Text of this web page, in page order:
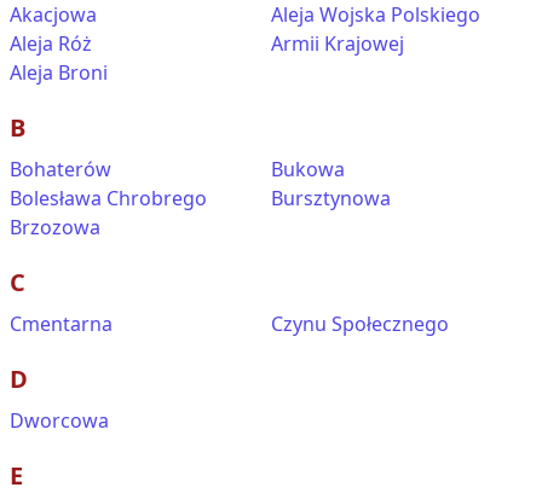
Akacjowa
Aleja Róż
Aleja Broni
Aleja Wojska Polskiego
Armii Krajowej
B
Bohaterów
Bolesława Chrobrego
Brzozowa
Bukowa
Bursztynowa
C
Cmentarna Czynu Społecznego
D
Dworcowa
E